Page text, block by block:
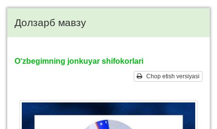
Долзарб мавзу
O‘zbegimning jonkuyar shifokorlari
Chop etish versiyasi